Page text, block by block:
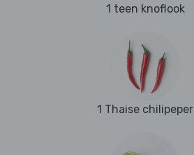
1 teen knoflook
1 Thaise chilipeper